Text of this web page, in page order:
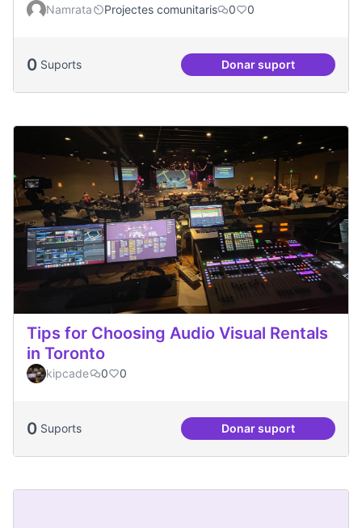
Namrata Projectes comunitaris 0 0
0 Suports Donar suportHelp with audio
Tips for Choosing Audio Visual Rentals
in Toronto
kipcade 0 0
0 Suports Donar suportTips for Choosing